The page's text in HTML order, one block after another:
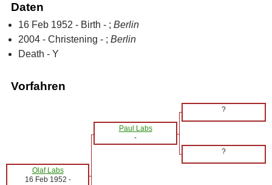
Daten
16 Feb 1952 - Birth - ; Berlin
2004 - Christening - ; Berlin
Death - Y
Vorfahren
?
Paul Labs
-
?
Olaf Labs
16 Feb 1952 -